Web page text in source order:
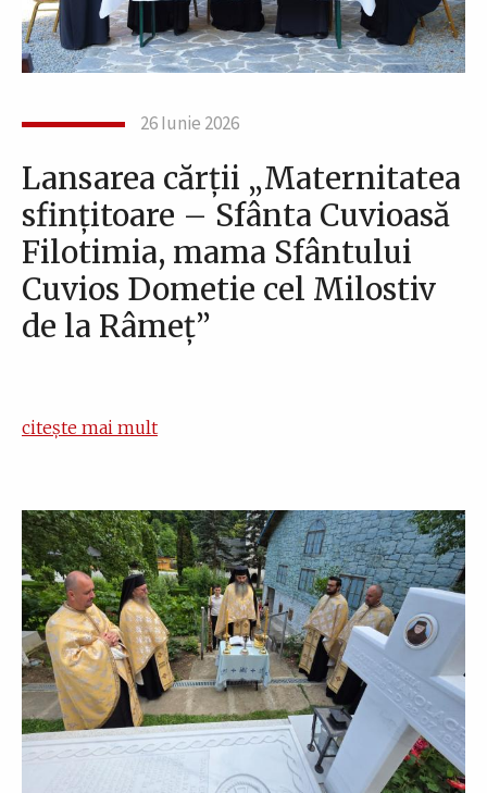
26 Iunie 2026
Lansarea cărții „Maternitatea
sfințitoare – Sfânta Cuvioasă
Filotimia, mama Sfântului
Cuvios Dometie cel Milostiv
de la Râmeț”
citește mai mult